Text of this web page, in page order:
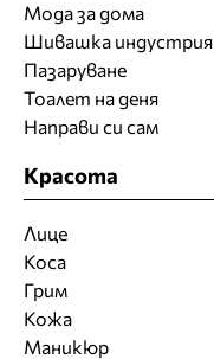
Мода за дома
Шивашка индустрия
Пазаруване
Тоалет на деня
Направи си сам
Красота
Лице
Коса
Грим
Кожа
Маникюр